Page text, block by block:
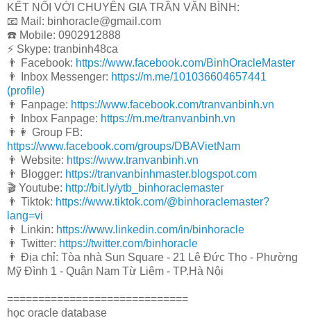
KẾT NỐI VỚI CHUYÊN GIA TRẦN VĂN BÌNH:
📧 Mail: binhoracle@gmail.com
☎️ Mobile: 0902912888
⚡️ Skype: tranbinh48ca
👨 Facebook: https://www.facebook.com/BinhOracleMaster
👨 Inbox Messenger: https://m.me/101036604657441
(profile)
👨 Fanpage: https://www.facebook.com/tranvanbinh.vn
👨 Inbox Fanpage: https://m.me/tranvanbinh.vn
👨👩 Group FB:
https://www.facebook.com/groups/DBAVietNam
👨 Website: https://www.tranvanbinh.vn
👨 Blogger: https://tranvanbinhmaster.blogspot.com
🎬 Youtube: http://bit.ly/ytb_binhoraclemaster
👨 Tiktok: https://www.tiktok.com/@binhoraclemaster?
lang=vi
👨 Linkin: https://www.linkedin.com/in/binhoracle
👨 Twitter: https://twitter.com/binhoracle
👨 Địa chỉ: Tòa nhà Sun Square - 21 Lê Đức Thọ - Phường
Mỹ Đình 1 - Quận Nam Từ Liêm - TP.Hà Nội
=============================
học oracle database